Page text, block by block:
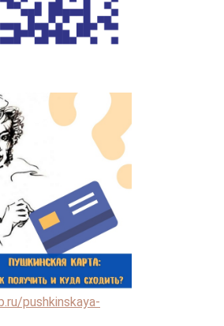
pushkinskaya-